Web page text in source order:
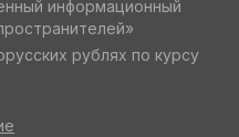
информационный
рублях по курсу